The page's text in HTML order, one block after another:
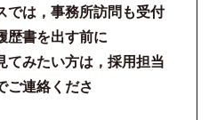
では，事務所訪問も受付
歴書を出す前に
てみたい方は，採用担当
ご連絡くださ